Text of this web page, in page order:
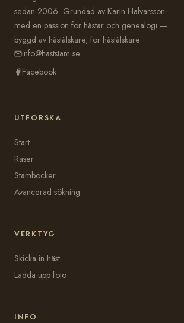
sedan 2006. Grundad av Karin Halvarsson
med en passion för hästar och genealogi —
byggd av hästälskare, för hästälskare.
info@haststam.se
Facebook
UTFORSKA
Start
Raser
Stamböcker
Avancerad sökning
VERKTYG
Skicka in häst
Ladda upp foto
INFO